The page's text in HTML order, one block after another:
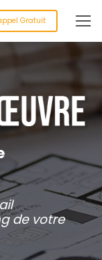
Gratuit
de votre